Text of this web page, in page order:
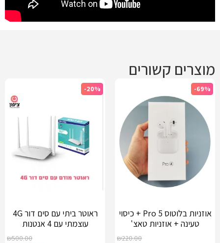
מוצרים קשורים
-69%
אוזניות בלוטוס Pro 5 + כיסוי
טעינה + אוזניות טאצ'
₪220.00
-20%
ראוטר ביתי עם סים דור 4G
עוצמתי עם 4 אנטנות
₪500.00